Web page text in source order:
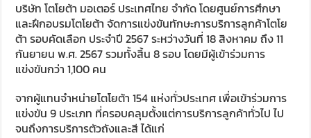
บริษัท โตโยต้า มอเตอร์ ประเทศไทย จำกัด โดยศูนย์การศึกษา
และฝึกอบรมโตโยต้า จัดการแข่งขันทักษะการบริการลูกค้าโตโย
ต้า รอบคัดเลือก ประจำปี 2567 ระหว่างวันที่ 18 สิงหาคม ถึง 11
กันยายน พ.ศ. 2567 รวมทั้งสิ้น 8 รอบ โดยมีผู้เข้าร่วมการ
แข่งขันกว่า 1,100 คน
จากผู้แทนจำหน่ายโตโยต้า 154 แห่งทั่วประเทศ เพื่อเข้าร่วมการ
แข่งขัน 9 ประเภท ที่ครอบคลุมตั้งแต่การบริการลูกค้าทั่วไป ไป
จนถึงการบริการตัวถังและสี ได้แก่